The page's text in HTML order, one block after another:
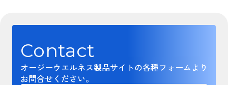
Contact
オージーウエルネス製品サイトの各種フォームより
お問合せください。